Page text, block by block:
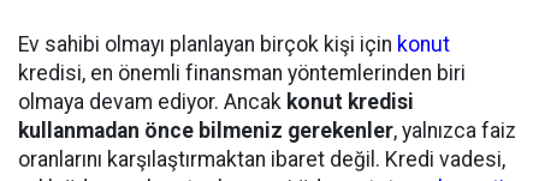
Ev sahibi olmayı planlayan birçok kişi için konut
kredisi, en önemli finansman yöntemlerinden biri
olmaya devam ediyor. Ancak konut kredisi
kullanmadan önce bilmeniz gerekenler, yalnızca faiz
oranlarını karşılaştırmaktan ibaret değil. Kredi vadesi,